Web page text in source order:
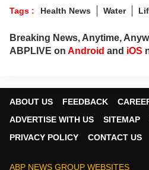
Tags : Health News Water
Breaking News, Anytime,
ABPLIVE on Android and iOS
ABOUT US FEEDBACK
ADVERTISE WITH US
SITEMAP
PRIVACY POLICY
CONTACT US
ABP NEWS GROUP WEBSITES